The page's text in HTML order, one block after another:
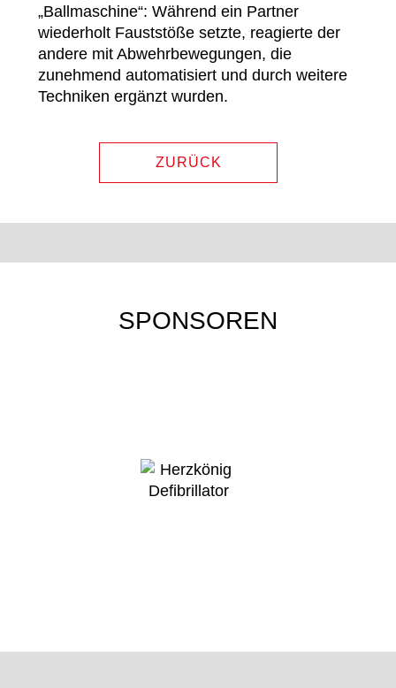
„Ballmaschine“: Während ein Partner
wiederholt Fauststöße setzte, reagierte der
andere mit Abwehrbewegungen, die
zunehmend automatisiert und durch weitere
Techniken ergänzt wurden.
ZURÜCK
SPONSOREN